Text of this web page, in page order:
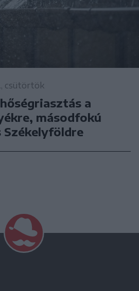
csütörtök
a
másodfokú